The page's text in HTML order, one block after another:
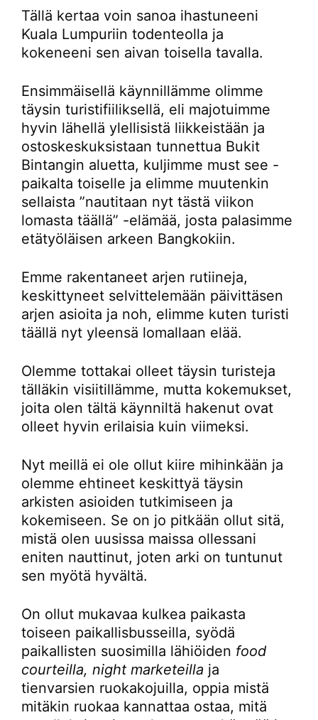
Tällä kertaa voin sanoa ihastuneeni
Kuala Lumpuriin todenteolla ja
kokeneeni sen aivan toisella tavalla.
Ensimmäisellä käynnillämme olimme
täysin turistifiiliksellä, eli majotuimme
hyvin lähellä ylellisistä liikkeistään ja
ostoskeskuksistaan tunnettua Bukit
Bintangin aluetta, kuljimme must see -
paikalta toiselle ja elimme muutenkin
sellaista ”nautitaan nyt tästä viikon
lomasta täällä” -elämää, josta palasimme
etätyöläisen arkeen Bangkokiin.
Emme rakentaneet arjen rutiineja,
keskittyneet selvittelemään päivittäsen
arjen asioita ja noh, elimme kuten turisti
täällä nyt yleensä lomallaan elää.
Olemme tottakai olleet täysin turisteja
tälläkin visiitillämme, mutta kokemukset,
joita olen tältä käynniltä hakenut ovat
olleet hyvin erilaisia kuin viimeksi.
Nyt meillä ei ole ollut kiire mihinkään ja
olemme ehtineet keskittyä täysin
arkisten asioiden tutkimiseen ja
kokemiseen. Se on jo pitkään ollut sitä,
mistä olen uusissa maissa ollessani
eniten nauttinut, joten arki on tuntunut
sen myötä hyvältä.
On ollut mukavaa kulkea paikasta
toiseen paikallisbusseilla, syödä
paikallisten suosimilla lähiöiden food
courteilla, night marketeilla ja
tienvarsien ruokakojuilla, oppia mistä
mitäkin ruokaa kannattaa ostaa, mitä